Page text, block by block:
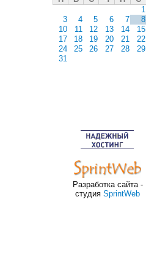
1
3
4 5 6 7 8
10
11 12 13 14 15
17
18 19 20 21 22
24
25 26 27 28 29
31
Разработка сайта -
студия SprintWeb